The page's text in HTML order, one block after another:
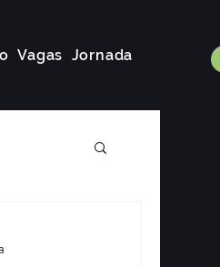
Vagas Jornada